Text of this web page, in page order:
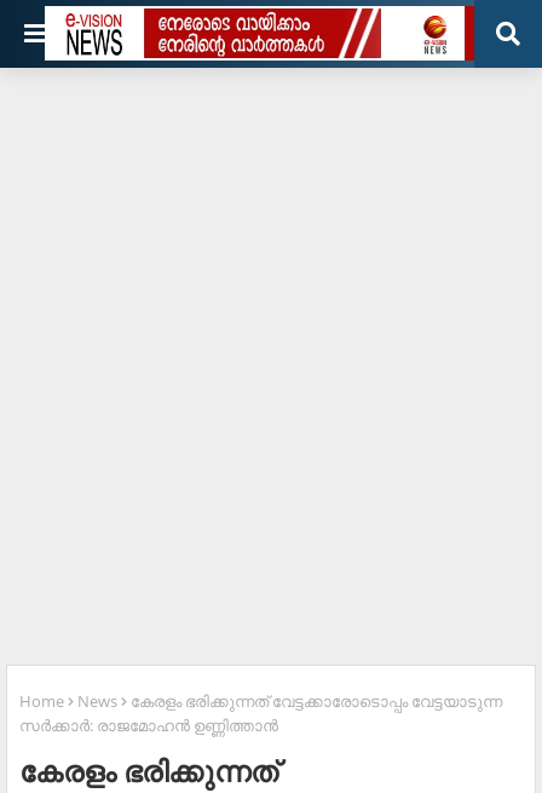
Home News
കേരളം ഭരിക്കുന്നത് വേട്ടക്കാരോടൊപ്പം വേട്ടയാടുന്ന
സര്‍ക്കാര്‍: രാജമോഹന്‍ ഉണ്ണിത്താന്‍
കേരളം ഭരിക്കുന്നത്